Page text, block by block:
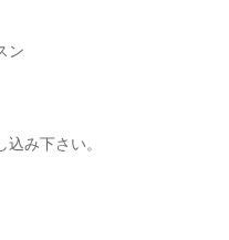
ン
込み下さい。